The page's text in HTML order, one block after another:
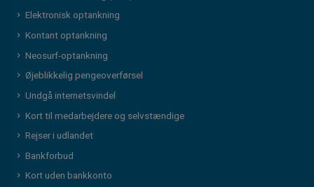
Elektronisk optankning
Kontant optankning
Neosurf-optankning
Øjeblikkelig pengeoverførsel
Undgå internetsvindel
Kort til medarbejdere og selvstændige
Rejser i udlandet
Bankforbud
Kort uden bankkonto